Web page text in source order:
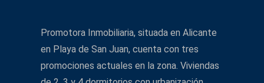
Promotora Inmobiliaria, situada en Alicante
en Playa de San Juan, cuenta con tres
promociones actuales en la zona. Viviendas